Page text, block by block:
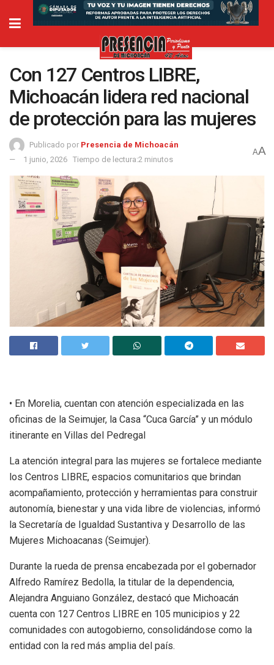
Con 127 Centros LIBRE,
Michoacán lidera red nacional
de protección para las mujeres
Publicado por Presencia de Michoacán
1 junio, 2026 Tiempo de lectura:2 minutos
AA
• En Morelia, cuentan con atención especializada en las
oficinas de la Seimujer, la Casa “Cuca García” y un módulo
itinerante en Villas del Pedregal
La atención integral para las mujeres se fortalece mediante
los Centros LIBRE, espacios comunitarios que brindan
acompañamiento, protección y herramientas para construir
autonomía, bienestar y una vida libre de violencias, informó
la Secretaría de Igualdad Sustantiva y Desarrollo de las
Mujeres Michoacanas (Seimujer).
Durante la rueda de prensa encabezada por el gobernador
Alfredo Ramírez Bedolla, la titular de la dependencia,
Alejandra Anguiano González, destacó que Michoacán
cuenta con 127 Centros LIBRE en 105 municipios y 22
comunidades con autogobierno, consolidándose como la
entidad con la red más amplia del país.